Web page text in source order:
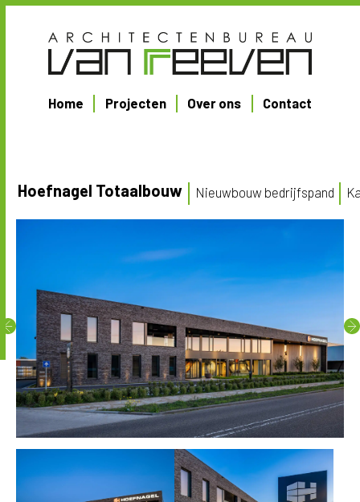
Home Projecten Over ons Contact
Hoefnagel Totaalbouw Nieuwbouw bedrijfspand